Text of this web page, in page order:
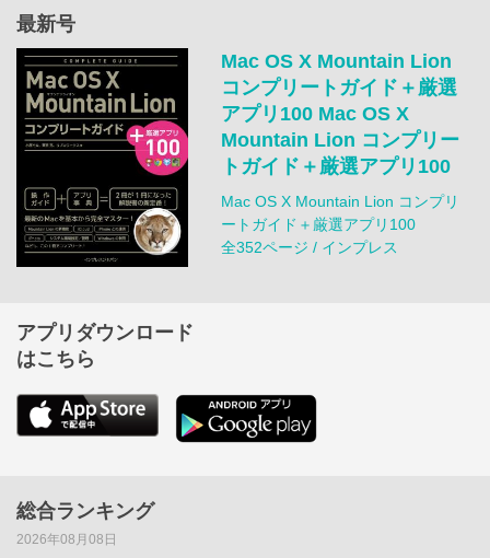
最新号
Mac OS X Mountain Lion
コンプリートガイド＋厳選
アプリ100 Mac OS X
Mountain Lion コンプリー
トガイド＋厳選アプリ100
Mac OS X Mountain Lion コンプリ
ートガイド＋厳選アプリ100
全352ページ / インプレス
アプリダウンロード
はこちら
総合ランキング
2026年08月08日